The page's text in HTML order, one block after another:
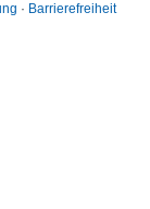
Barrierefreiheit